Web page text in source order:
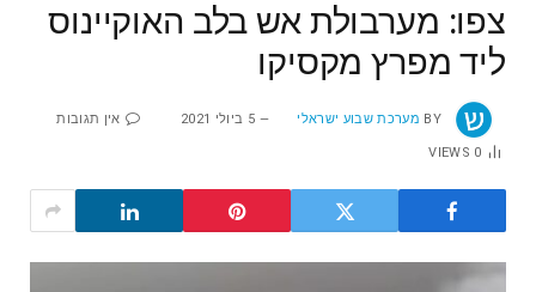
צפו: מערבולת אש בלב האוקיינוס
ליד מפרץ מקסיקו
BY מערכת שבוע ישראלי 5 ביולי 2021 אין תגובות
0
VIEWS